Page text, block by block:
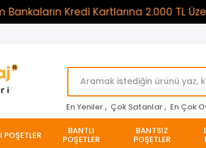
Kredi Kartlarına 2.000 TL Üzeri
En Yeniler , Çok Satanlar , En Çok
POŞETLER BANTLI
POŞETLER
BANTSIZ
POŞETLER